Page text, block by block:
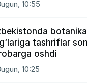
10:55
botanika
tashriflar
oshdi
10:25